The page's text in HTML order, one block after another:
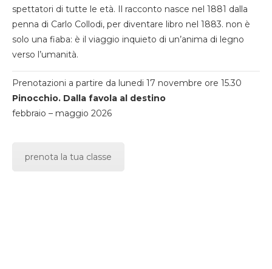
spettatori di tutte le età. Il racconto nasce nel 1881 dalla
penna di Carlo Collodi, per diventare libro nel 1883. non è
solo una fiaba: è il viaggio inquieto di un’anima di legno
verso l’umanità.
Prenotazioni a partire da lunedi 17 novembre ore 15.30
Pinocchio. Dalla favola al destino
febbraio – maggio 2026
prenota la tua classe